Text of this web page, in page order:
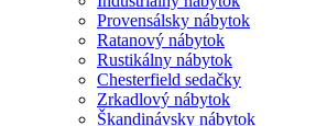
Provensálsky nábytok
Ratanový nábytok
Rustikálny nábytok
Chesterfield sedačky
Zrkadlový nábytok
Škandinávsky nábytok